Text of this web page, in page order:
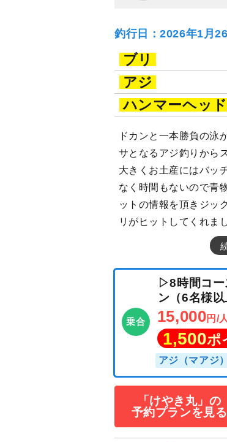
釣行日：2026年1月
ブリ
アジ
ハンマーヘッ
ドカンと一本勝負の泳
サとなるアジ釣りから
大きくお土産にはバッ
なく時間もないので青
ットの情報を頂きジッ
リがヒットしてくれま
▷8時間
ン（6名
15,000
1,500
アジ（マア
「けやき丸」の
予約プランを見る